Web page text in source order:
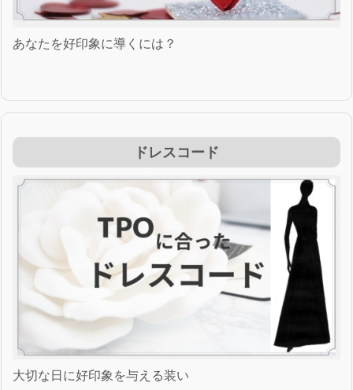
あなたを好印象に導くには？
ドレスコード
大切な日に好印象を与える装い